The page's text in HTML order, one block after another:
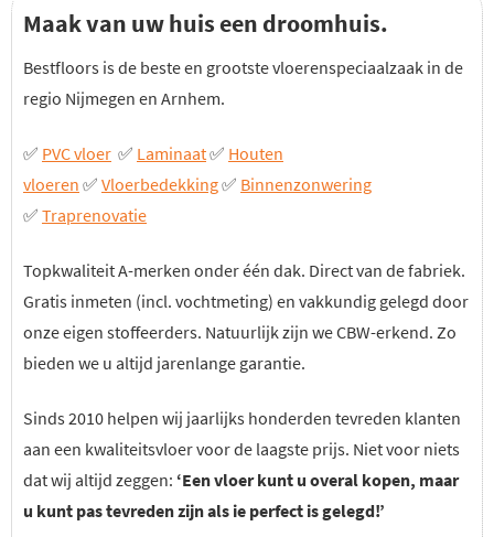
Maak van uw huis een droomhuis.
Bestfloors is de beste en grootste vloerenspeciaalzaak in de
regio Nijmegen en Arnhem.
✅ PVC vloer ✅ Laminaat✅ Houten
vloeren ✅ Vloerbedekking✅ Binnenzonwering
✅ Traprenovatie
Topkwaliteit A-merken onder één dak. Direct van de fabriek.
Gratis inmeten (incl. vochtmeting) en vakkundig gelegd door
onze eigen stoffeerders. Natuurlijk zijn we CBW-erkend. Zo
bieden we u altijd jarenlange garantie.
Sinds 2010 helpen wij jaarlijks honderden tevreden klanten
aan een kwaliteitsvloer voor de laagste prijs. Niet voor niets
dat wij altijd zeggen: ‘Een vloer kunt u overal kopen, maar
u kunt pas tevreden zijn als ie perfect is gelegd!’